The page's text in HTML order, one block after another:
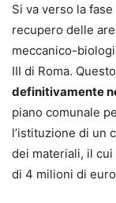
Si va verso la
recupero delle
meccanico-
III di Roma.
definitivamente
piano comunale
l’istituzione di un
dei materiali, il
di 4 milioni di